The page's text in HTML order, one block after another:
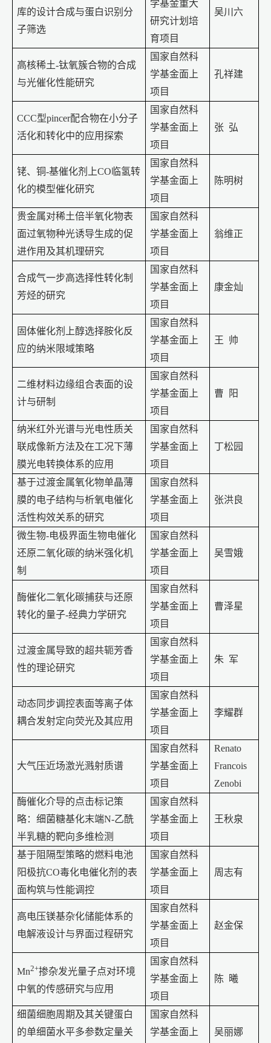
库的设计合成与蛋白识别分
子筛选
学基金重大
研究计划培
育项目
吴川六
高核稀土-钛氧簇合物的合成
与光催化性能研究
国家自然科
学基金面上
项目
孔祥建
CCC型pincer配合物在小分子
活化和转化中的应用探索
国家自然科
学基金面上
项目
张 弘
铑、铜-基催化剂上CO 临氢转
化的模型催化研究
国家自然科
学基金面上
项目
陈明树
贵金属对稀土倍半氧化物表
面过氧物种光诱导生成的促
进作用及其机理研究
国家自然科
学基金面上
项目
翁维正
合成气一步高选择性转化制
芳烃的研究
国家自然科
学基金面上
项目
康金灿
固体催化剂上醇选择胺化反
应的纳米限域策略
国家自然科
学基金面上
项目
王 帅
二维材料边缘组合表面的设
计与研制
国家自然科
学基金面上
项目
曹 阳
纳米红外光谱与光电性质关
联成像新方法及在工况下薄
膜光电转换体系的应用
国家自然科
学基金面上
项目
丁松园
基于过渡金属氧化物单晶薄
膜的电子结构与析氧电催化
活性构效关系的研究
国家自然科
学基金面上
项目
张洪良
微生物-电极界面生物电催化
还原二氧化碳的纳米强化机
制
国家自然科
学基金面上
项目
吴雪娥
酶催化二氧化碳捕获与还原
转化的量子-经典力学研究
国家自然科
学基金面上
项目
曹泽星
过渡金属导致的超共轭芳香
性的理论研究
国家自然科
学基金面上
项目
朱 军
动态同步调控表面等离子体
耦合发射定向荧光及其应用
国家自然科
学基金面上
项目
李耀群
大气压近场激光溅射质谱
国家自然科
学基金面上
项目
Renato
Francois
Zenobi
酶催化介导的点击标记策
略：细菌糖基化末端N-乙酰
半乳糖的靶向多维检测
国家自然科
学基金面上
项目
王秋泉
基于阻隔型策略的燃料电池
阳极抗CO毒化电催化剂的表
面构筑与性能调控
国家自然科
学基金面上
项目
周志有
高电压镁基杂化储能体系的
电解液设计与界面过程研究
国家自然科
学基金面上
项目
赵金保
Mn2+掺杂发光量子点对环境
中氧的传感研究与应用
国家自然科
学基金面上
项目
陈 曦
细菌细胞周期及其关键蛋白
的单细菌水平多参数定量关
国家自然科
学基金面上
吴丽娜